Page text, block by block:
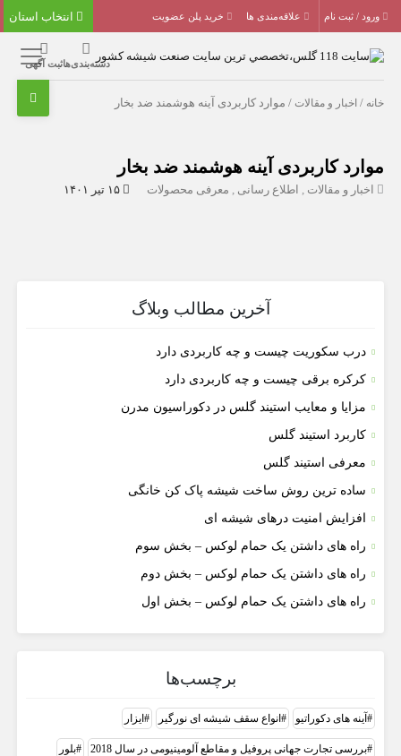
ورود / ثبت نام علاقه‌مندی ها خرید پلن عضویت
دسته‌بندی‌هاثبت آگهی
خانه/اخبار و مقالات/ موارد کاربردی آینه هوشمند ضد بخار
موارد کاربردی آینه هوشمند ضد بخار
اخبار و مقالات,اطلاع رسانی, معرفی محصولات
آخرین مطالب وبلاگ
درب سکوریت چیست و چه کاربردی دارد
کرکره برقی چیست و چه کاربردی دارد
مزایا و معایب استیند گلس در دکوراسیون مدرن
کاربرد استیند گلس
معرفی استیند گلس
ساده ترین روش ساخت شیشه پاک کن خانگی
افزایش امنیت درهای شیشه ای
راه های داشتن یک حمام لوکس – بخش سوم
راه های داشتن یک حمام لوکس – بخش دوم
راه های داشتن یک حمام لوکس – بخش اول
برچسب‌ها
آینه های دکوراتیو انواع سقف شیشه ای نورگیر ایزار
بررسی تجارت جهانی پروفیل و مقاطع آلومینیومی در سال 2018 بلور